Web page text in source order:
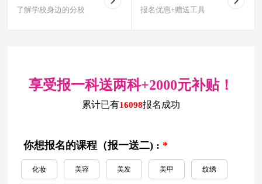
了解学校身边的分校 报名优惠+赠送工具
享受报一科送两科+2000元补贴！
累计已有16098报名成功
你想报名的课程（报一送二) : *
化妆 美容 美发 美甲 纹绣